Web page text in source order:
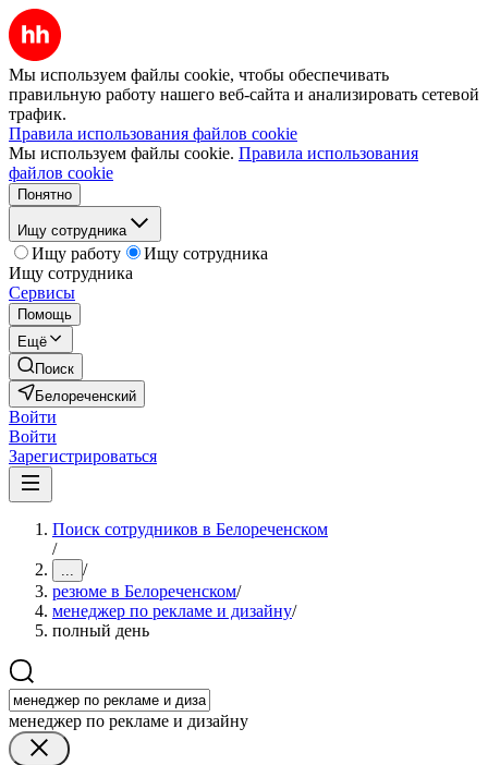
Мы используем файлы cookie, чтобы обеспечивать
правильную работу нашего веб-сайта и анализировать сетевой
трафик.
Правила использования файлов cookie
Мы используем файлы cookie. Правила использования
файлов cookie
Понятно
Ищу сотрудника
Ищу работу
Ищу сотрудника
Ищу сотрудника
Сервисы
Помощь
Ещё
Поиск
Белореченский
Войти
Войти
Зарегистрироваться
Поиск сотрудников в Белореченском
/
... /
резюме в Белореченском/
менеджер по рекламе и дизайну/
полный день
менеджер по рекламе и дизайну